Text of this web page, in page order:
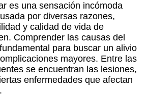
es una sensación incómoda
por diversas razones,
y calidad de vida de
Comprender las causas del
para buscar un alivio
mayores. Entre las
se encuentran las lesiones,
enfermedades que afectan